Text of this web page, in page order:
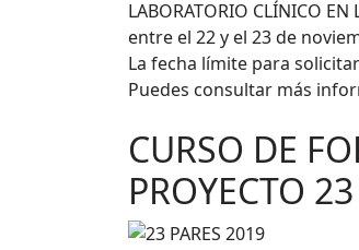
LABORATORIO CLÍNICO
entre el 22 y el 23 de
La fecha límite para
Puedes consultar más
CURSO DE
PROYECTO